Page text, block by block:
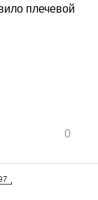
плечевой
0